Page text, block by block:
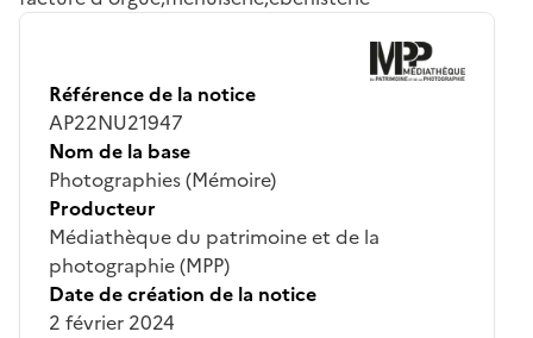
Référence de la notice
AP22NU21947
Nom de la base
Photographies (Mémoire)
Producteur
Médiathèque du patrimoine et de la
photographie (MPP)
Date de création de la notice
2 février 2024